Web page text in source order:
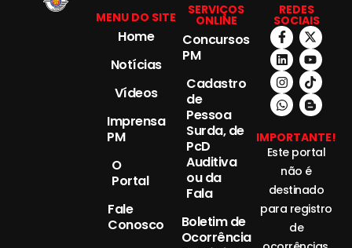
MENU DO SITE
Home
Notícias
Vídeos
Imprensa
PM
O
Portal
Fale
Conosco
SERVIÇOS
ONLINE
Concursos
PM
Cadastro
de
Pessoa
Surda, de
PcD
Auditiva
ou da
Fala
Boletim de
Ocorrência
REDES
SOCIAIS
IMPORTANTE!
Este portal
não é
destinado
para registro
de